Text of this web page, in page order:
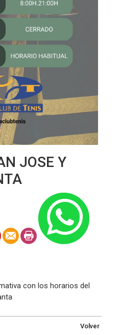
JOSE Y
con los horarios del
Volver